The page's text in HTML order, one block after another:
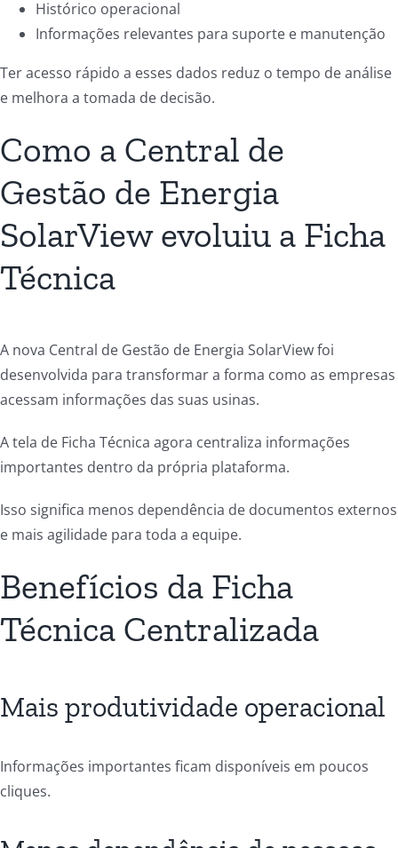
Histórico operacional
Informações relevantes para suporte e manutenção
Ter acesso rápido a esses dados reduz o tempo de análise
e melhora a tomada de decisão.
Como a Central de
Gestão de Energia
SolarView evoluiu a Ficha
Técnica
A nova Central de Gestão de Energia SolarView foi
desenvolvida para transformar a forma como as empresas
acessam informações das suas usinas.
A tela de Ficha Técnica agora centraliza informações
importantes dentro da própria plataforma.
Isso significa menos dependência de documentos externos
e mais agilidade para toda a equipe.
Benefícios da Ficha
Técnica Centralizada
Mais produtividade operacional
Informações importantes ficam disponíveis em poucos
cliques.